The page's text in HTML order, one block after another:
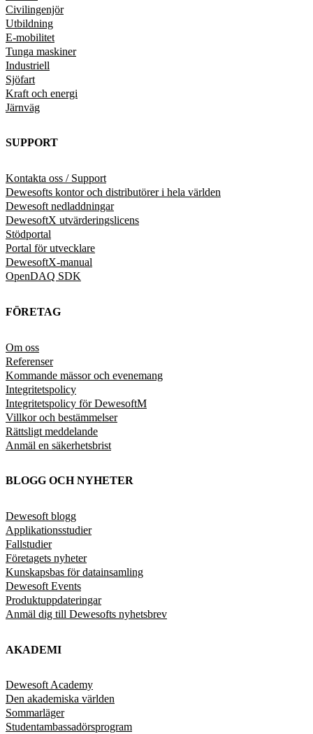
Civilingenjör
Utbildning
E-mobilitet
Tunga maskiner
Industriell
Sjöfart
Kraft och energi
Järnväg
SUPPORT
Kontakta oss / Support
Dewesofts kontor och distributörer i hela världen
Dewesoft nedladdningar
DewesoftX utvärderingslicens
Stödportal
Portal för utvecklare
DewesoftX-manual
OpenDAQ SDK
FÖRETAG
Om oss
Referenser
Kommande mässor och evenemang
Integritetspolicy
Integritetspolicy för DewesoftM
Villkor och bestämmelser
Rättsligt meddelande
Anmäl en säkerhetsbrist
BLOGG OCH NYHETER
Dewesoft blogg
Applikationsstudier
Fallstudier
Företagets nyheter
Kunskapsbas för datainsamling
Dewesoft Events
Produktuppdateringar
Anmäl dig till Dewesofts nyhetsbrev
AKADEMI
Dewesoft Academy
Den akademiska världen
Sommarläger
Studentambassadörsprogram